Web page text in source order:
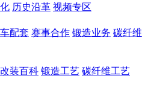
历史沿革 视频专区
配套 赛事合作 锻造业务 碳纤维
改装百科 锻造工艺 碳纤维工艺